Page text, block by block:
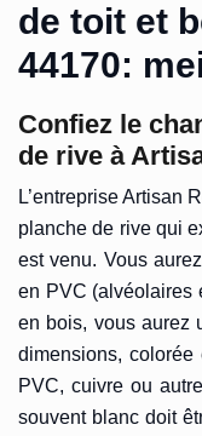
de toit et
44170:
Confiez le
de rive à
L’entreprise Artisan
planche de rive qui
est venu. Vous
en PVC (alvéolaires
en bois, vous aurez
dimensions,
PVC, cuivre ou
souvent blanc doit